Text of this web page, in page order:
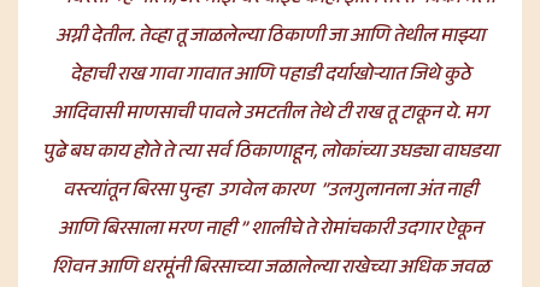
अग्नी देतील. तेव्हा तू जाळलेल्या ठिकाणी जा आणि तेथील माझ्या
देहाची राख गावा गावात आणि पहाडी दर्याखोऱ्यात जिथे कुठे
आदिवासी माणसाची पावले उमटतील तेथे टी राख तू टाकून ये. मग
पुढे बघ काय होते ते त्यासर्वठिकाणाहून, लोकांच्या उघड्या वाघडया
वस्त्यांतून बिरसा पुन्हाउगवेलकारण ”उलगुलानला अंत नाही
आणि बिरसाला मरण नाही ” शालीचे ते रोमांचकारी उदगार ऐकून
शिवन आणि धरमूंनी बिरसाच्या जळालेल्या राखेच्या अधिक जवळ